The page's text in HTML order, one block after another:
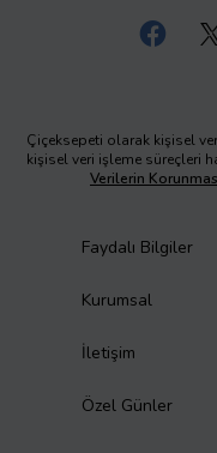
Çiçeksepeti olarak kişisel
kişisel veri işleme süreçleri
Verilerin
Faydalı Bilgiler
Kurumsal
İletişim
Özel Günler